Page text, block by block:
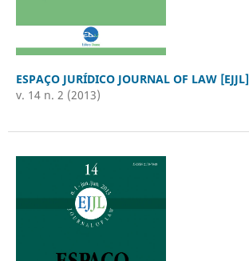
ESPAÇO JURÍDICO JOURNAL OF LAW [EJJL]
v. 14 n. 2 (2013)